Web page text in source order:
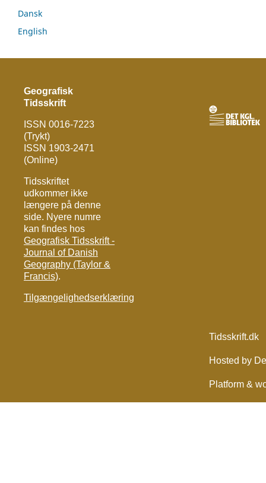
Dansk
English
Geografisk
Tidsskrift
ISSN 0016-7223
(Trykt)
ISSN 1903-2471
(Online)
Tidsskriftet
udkommer ikke
længere på denne
side. Nyere numre
kan findes hos
Geografisk Tidsskrift -
Journal of Danish
Geography (Taylor &
Francis).
Tilgængelighedserklæring